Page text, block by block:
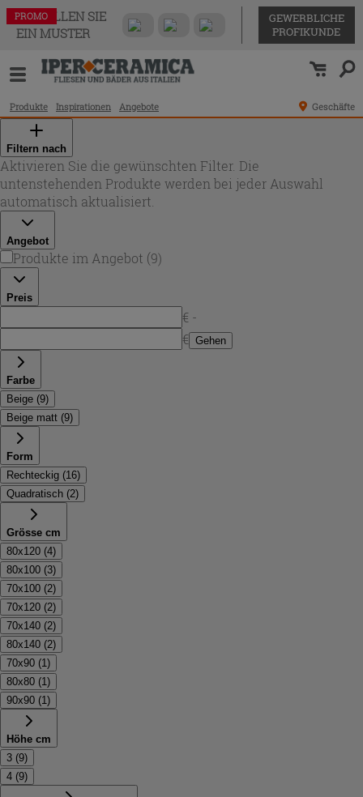
BESTELLEN SIE
EIN MUSTER
GEWERBLICHE
PROFIKUNDE
Produkte Inspirationen Angebote Geschäfte
Filtern nach
Aktivieren Sie die gewünschten Filter. Die
untenstehenden Produkte werden bei jeder Auswahl
automatisch aktualisiert.
Angebot
Produkte im Angebot (9)
Preis
€ -
€ Gehen
Farbe
Beige (9)
Beige matt (9)
Form
Rechteckig (16)
Quadratisch (2)
Grösse cm
80x120 (4)
80x100 (3)
70x100 (2)
70x120 (2)
70x140 (2)
80x140 (2)
70x90 (1)
80x80 (1)
90x90 (1)
Höhe cm
3 (9)
4 (9)
PROMO
PROMO
PROMO
PROMO
PROMO
PROMO
PROMO
PROMO
PROMO